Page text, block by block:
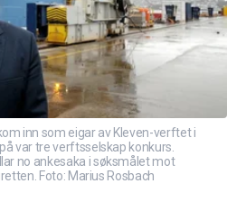
inn som eigar av Kleven-verftet i
var tre verftsselskap konkurs.
no ankesaka i søksmålet mot
Foto: Marius Rosbach